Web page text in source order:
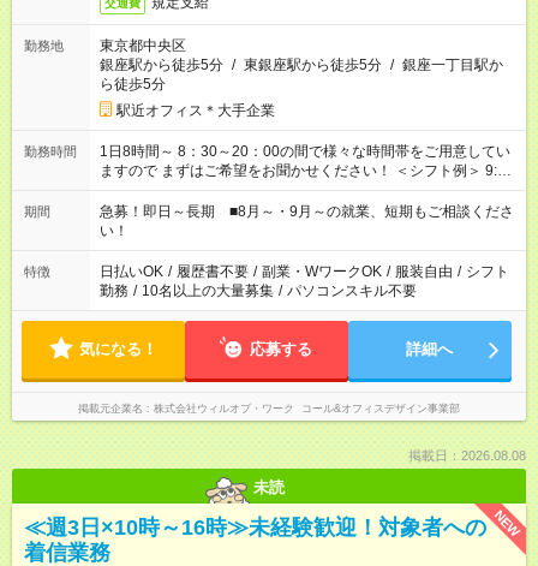
交通費
勤務地
東京都中央区
銀座駅から徒歩5分 / 東銀座駅から徒歩5分 / 銀座一丁目駅か
ら徒歩5分
駅近オフィス＊大手企業
勤務時間
1日8時間～ 8：30～20：00の間で様々な時間帯をご用意してい
ますので まずはご希望をお聞かせください！ ＜シフト例＞ 9:00
～18:00 10:00～19:00 11：00～20：00 など！
期間
急募！即日～長期 ■8月～・9月～の就業、短期もご相談くださ
い！
特徴 日払いOK / 履歴書不要 / 副業・WワークOK / 服装自由 / シフト
勤務 / 10名以上の大量募集 / パソコンスキル不要
気になる！ 応募する 詳細へ
掲載元企業名 株式会社ウィルオブ・ワーク コール&オフィスデザイン事業部
掲載日：2026.08.08
未読
NEW
≪週3日×10時～16時≫未経験歓迎！対象者への
着信業務